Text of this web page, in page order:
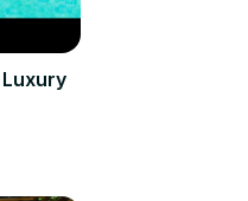
Luxury